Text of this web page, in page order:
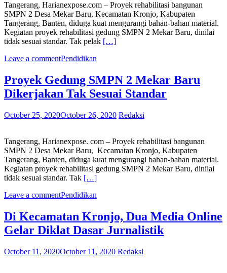
Tangerang, Harianexpose.com – Proyek rehabilitasi bangunan
SMPN 2 Desa Mekar Baru, Kecamatan Kronjo, Kabupaten
Tangerang, Banten, diduga kuat mengurangi bahan-bahan material.
Kegiatan proyek rehabilitasi gedung SMPN 2 Mekar Baru, dinilai
tidak sesuai standar. Tak pelak […]
Leave a commentPendidikan
Proyek Gedung SMPN 2 Mekar Baru
Dikerjakan Tak Sesuai Standar
October 25, 2020October 26, 2020 Redaksi
Tangerang, Harianexpose. com – Proyek rehabilitasi bangunan
SMPN 2 Desa Mekar Baru, Kecamatan Kronjo, Kabupaten
Tangerang, Banten, diduga kuat mengurangi bahan-bahan material.
Kegiatan proyek rehabilitasi gedung SMPN 2 Mekar Baru, dinilai
tidak sesuai standar. Tak […]
Leave a commentPendidikan
Di Kecamatan Kronjo, Dua Media Online
Gelar Diklat Dasar Jurnalistik
October 11, 2020October 11, 2020 Redaksi